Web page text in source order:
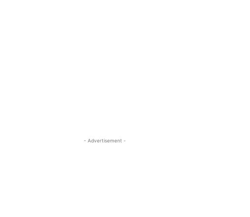
- Advertisement -